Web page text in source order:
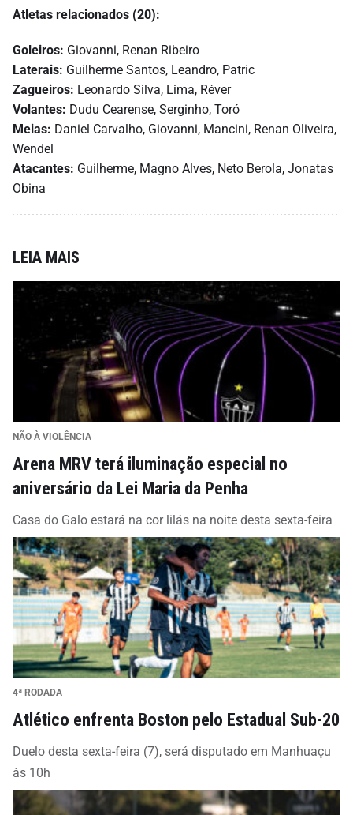
Atletas relacionados (20):
Goleiros: Giovanni, Renan Ribeiro
Laterais: Guilherme Santos, Leandro, Patric
Zagueiros: Leonardo Silva, Lima, Réver
Volantes: Dudu Cearense, Serginho, Toró
Meias: Daniel Carvalho, Giovanni, Mancini, Renan Oliveira,
Wendel
Atacantes: Guilherme, Magno Alves, Neto Berola, Jonatas
Obina
LEIA MAIS
NÃO À VIOLÊNCIA
Arena MRV terá iluminação especial no
aniversário da Lei Maria da Penha
Casa do Galo estará na cor lilás na noite desta sexta-feira
4ª RODADA
Atlético enfrenta Boston pelo Estadual Sub-20
Duelo desta sexta-feira (7), será disputado em Manhuaçu
às 10h